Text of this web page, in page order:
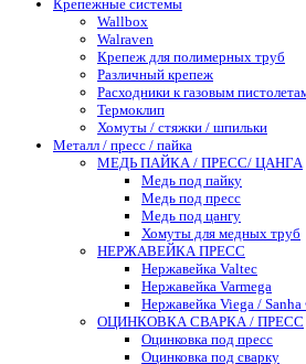
Крепежные системы
Wallbox
Walraven
Крепеж для полимерных труб
Различный крепеж
Расходники к газовым
Термоклип
Хомуты / стяжки / шпильки
Металл / пресс / пайка
МЕДЬ ПАЙКА / ПРЕСС/ ЦАНГА
Медь под пайку
Медь под пресс
Медь под цангу
Хомуты для медных труб
НЕРЖАВЕЙКА ПРЕСС
Нержавейка Valtec
Нержавейка Varmega
Нержавейка Viega /
ОЦИНКОВКА СВАРКА / ПРЕСС
Оцинковка под пресс
Оцинковка под сварку